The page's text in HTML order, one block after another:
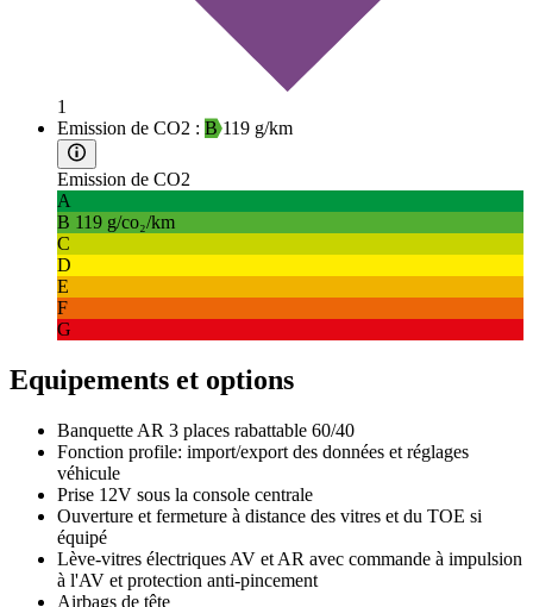
1
Emission de CO2 : B119 g/km
Emission de CO2
A
B 119 g/co₂/km
C
D
E
F
G
Equipements et options
Banquette AR 3 places rabattable 60/40
Fonction profile: import/export des données et réglages
véhicule
Prise 12V sous la console centrale
Ouverture et fermeture à distance des vitres et du TOE si
équipé
Lève-vitres électriques AV et AR avec commande à impulsion
à l'AV et protection anti-pincement
Airbags de tête